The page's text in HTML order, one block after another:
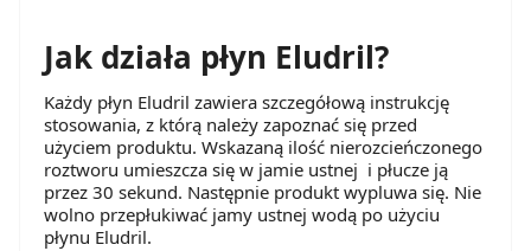
Jak działa płyn Eludril?
Każdy płyn Eludril zawiera szczegółową instrukcję
stosowania, z którą należy zapoznać się przed
użyciem produktu. Wskazaną ilość nierozcieńczonego
roztworu umieszcza się w jamie ustnej i płucze ją
przez 30 sekund. Następnie produkt wypluwa się. Nie
wolno przepłukiwać jamy ustnej wodą po użyciu
płynu Eludril.